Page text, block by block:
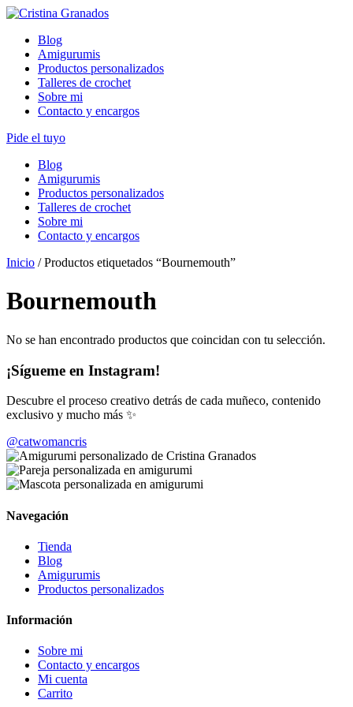
Skip
contentBlog
Amigurumis
Productos personalizados
Talleres de crochet
Sobre mi
Contacto y encargos
Pide el tuyo
Blog
Amigurumis
Productos personalizados
Talleres de crochet
Sobre mi
Contacto y encargos
Inicio / Productos etiquetados “Bournemouth”
Bournemouth
No se han encontrado productos que coincidan con tu selección.
¡Sígueme en Instagram!
Descubre el proceso creativo detrás de cada muñeco, contenido
exclusivo y mucho más ✨
@catwomancris
Navegación
Tienda
Blog
Amigurumis
Productos personalizados
Información
Sobre mi
Contacto y encargos
Mi cuenta
Carrito